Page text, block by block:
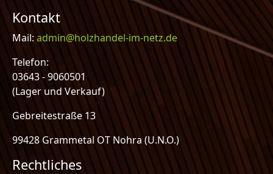
Kontakt
Mail: admin@holzhandel-im-netz.de
Telefon:
03643 - 9060501
(Lager und Verkauf)
Gebreitestraße 13
99428 Grammetal OT Nohra (U.N.O.)
Rechtliches